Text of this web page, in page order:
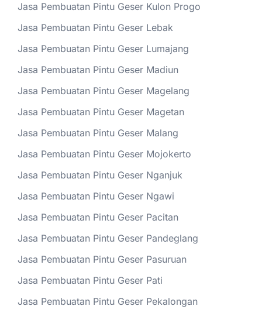
Jasa Pembuatan Pintu Geser Kulon Progo
Jasa Pembuatan Pintu Geser Lebak
Jasa Pembuatan Pintu Geser Lumajang
Jasa Pembuatan Pintu Geser Madiun
Jasa Pembuatan Pintu Geser Magelang
Jasa Pembuatan Pintu Geser Magetan
Jasa Pembuatan Pintu Geser Malang
Jasa Pembuatan Pintu Geser Mojokerto
Jasa Pembuatan Pintu Geser Nganjuk
Jasa Pembuatan Pintu Geser Ngawi
Jasa Pembuatan Pintu Geser Pacitan
Jasa Pembuatan Pintu Geser Pandeglang
Jasa Pembuatan Pintu Geser Pasuruan
Jasa Pembuatan Pintu Geser Pati
Jasa Pembuatan Pintu Geser Pekalongan